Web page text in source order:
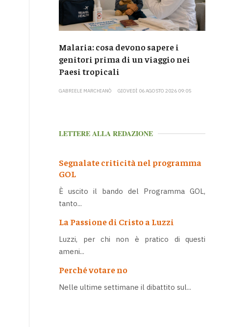
Malaria: cosa devono sapere i
genitori prima di un viaggio nei
Paesi tropicali
GABRIELE MARCHIANÒ GIOVEDÌ 06 AGOSTO 2026 09:05
LETTERE ALLA REDAZIONE
Segnalate criticità nel programma
GOL
È uscito il bando del Programma GOL,
tanto...
La Passione di Cristo a Luzzi
Luzzi, per chi non è pratico di questi
ameni...
Perché votare no
Nelle ultime settimane il dibattito sul...